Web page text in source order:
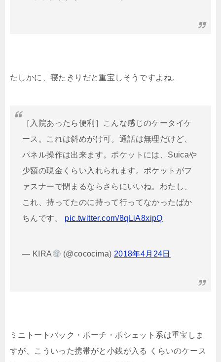
たしかに、寝たきりだと重宝しそうですよね。
［入院あったら便利］こんな感じのケータイケ
ース。これは斜めがけ可。通話は無理だけど、
パネル操作は出来ます。ポケットには、Suicaや
少額の現金くらい入れられます。ポケットがフ
ァスナーで閉まるならさらにいいね。わたし、
これ、持ってたのに持って行ってなかったばか
ちんです。 pic.twitter.com/8qLiA8xipQ
— KIRA (@cococima) 2018年4月24日
ミニトートバック・ポーチ・ポシェット系は重宝しま
すが、こういった携帯がと小銭が入る くらいのケース